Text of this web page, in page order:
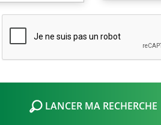
LANCER MA RECHERCHE